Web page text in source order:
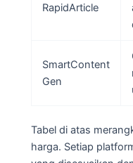
RapidArticle
SmartContent
Gen
Tabel di atas
harga. Setiap